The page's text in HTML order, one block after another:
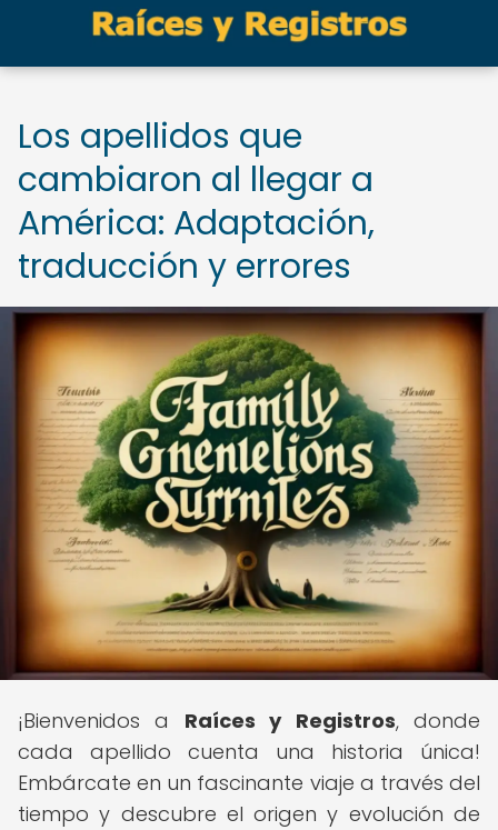
Los apellidos que
cambiaron al llegar a
América: Adaptación,
traducción y errores
¡Bienvenidos a Raíces y Registros, donde
cada apellido cuenta una historia única!
Embárcate en un fascinante viaje a través del
tiempo y descubre el origen y evolución de